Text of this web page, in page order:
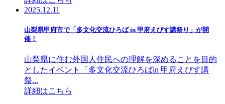
2025.12.11
山梨県甲府市で「多文化交流ひろば in 甲府えびす講祭り」が開
催！
山梨県に住む外国人住民への理解を深めることを目的
としたイベント「多文化交流ひろばin 甲府えびす講
祭...
詳細はこちら